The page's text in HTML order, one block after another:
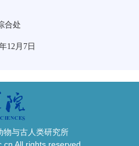
合处
12月 7日
物与古人类研究所